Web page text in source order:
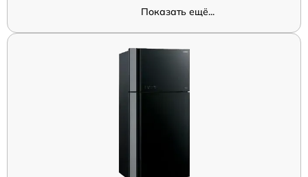
Показать ещё...